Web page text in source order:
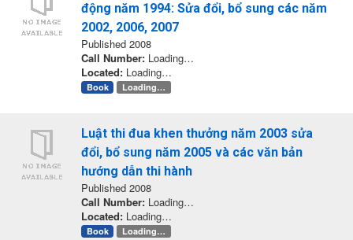
động năm 1994: Sửa đổi, bổ sung các năm
2002, 2006, 2007
Published 2008
Call Number: Loading…
Located: Loading…
Book Loading…
Luật thi đua khen thưởng năm 2003 sửa
đổi, bổ sung năm 2005 và các văn bản
hướng dẫn thi hành
Published 2008
Call Number: Loading…
Located: Loading…
Book Loading…